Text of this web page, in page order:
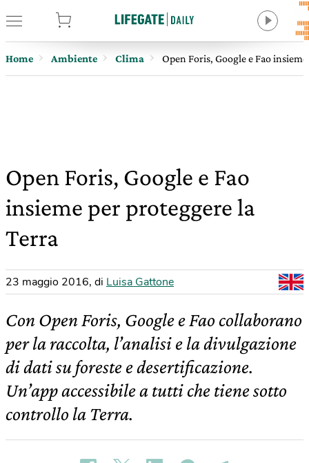
Home Ambiente Clima Open Foris, Google e Fao
Open Foris, Google e Fao
insieme per proteggere la
Terra
23 maggio 2016, di Luisa Gattone
Con Open Foris, Google e Fao collaborano
per la raccolta, l’analisi e la divulgazione
di dati su foreste e desertificazione.
Un’app accessibile a tutti che tiene sotto
controllo la Terra.